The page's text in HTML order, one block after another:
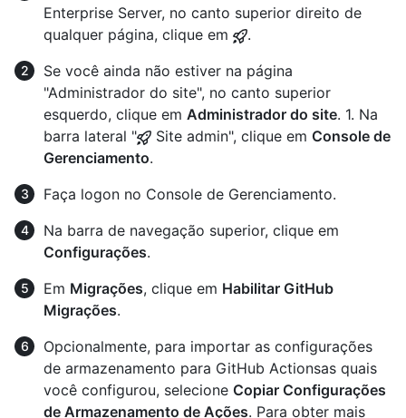
Enterprise Server, no canto superior direito de
qualquer página, clique em
.
Se você ainda não estiver na página
"Administrador do site", no canto superior
esquerdo, clique em Administrador do site. 1. Na
barra lateral "
Site admin", clique em Console de
Gerenciamento.
Faça logon no Console de Gerenciamento.
Na barra de navegação superior, clique em
Configurações.
Em Migrações, clique em Habilitar GitHub
Migrações.
Opcionalmente, para importar as configurações
de armazenamento para GitHub Actionsas quais
você configurou, selecione Copiar Configurações
de Armazenamento de Ações. Para obter mais